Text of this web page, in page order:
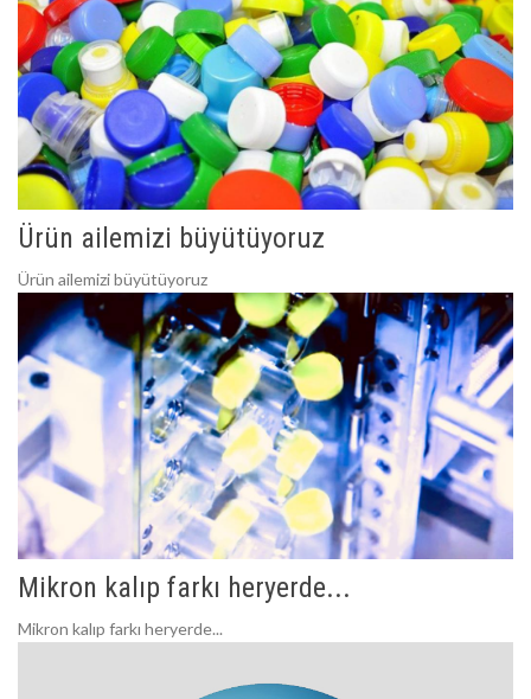
Ürün ailemizi büyütüyoruz
Ürün ailemizi büyütüyoruz
Mikron kalıp farkı heryerde...
Mikron kalıp farkı heryerde...